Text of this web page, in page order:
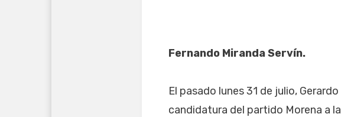
Fernando Miranda Servín.
El pasado lunes 31 de julio,
candidatura del partido Morena a